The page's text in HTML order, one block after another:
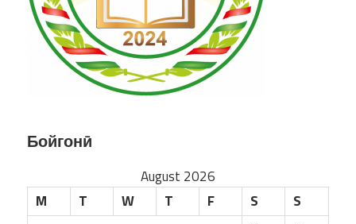
Бойгонӣ
August 2026
M
T W T F S
S